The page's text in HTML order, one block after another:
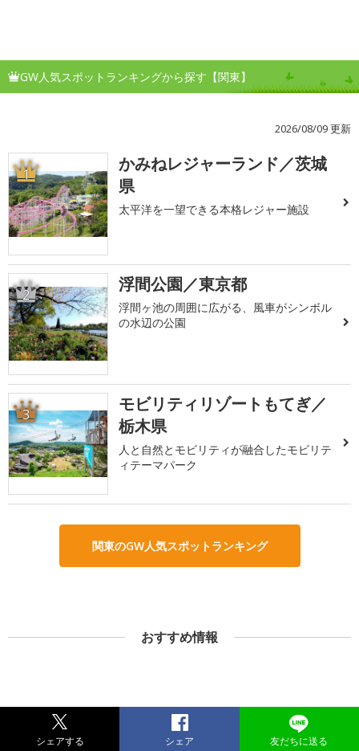
GW人気スポットランキングから探す【関東】
2026/08/09 更新
1
かみねレジャーランド／茨城
県
太平洋を一望できる本格レジャー施設
2 浮間公園／東京都
浮間ヶ池の周囲に広がる、風車がシンボル
の水辺の公園
3
モビリティリゾートもてぎ／
栃木県
人と自然とモビリティが融合したモビリテ
ィテーマパーク
関東のGW人気スポットランキング
おすすめ情報
シェアする シェア 友だちに送る